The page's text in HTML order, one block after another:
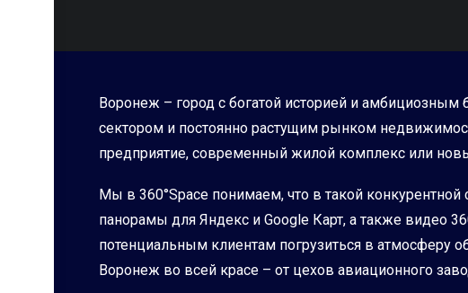
Воронеж – город с богатой историей и
сектором и постоянно растущим рынком
предприятие, современный жилой комплекс или
Мы в 360°Space понимаем, что в такой
панорамы для Яндекс и Google Карт, а также видео
потенциальным клиентам погрузиться в атмосферу
Воронеж во всей красе – от цехов авиационного